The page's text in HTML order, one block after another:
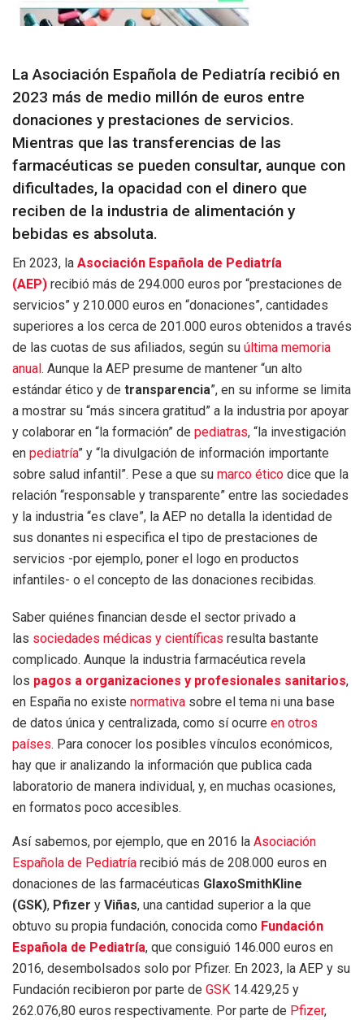
La Asociación Española de Pediatría recibió en
2023 más de medio millón de euros entre
donaciones y prestaciones de servicios.
Mientras que las transferencias de las
farmacéuticas se pueden consultar, aunque con
dificultades, la opacidad con el dinero que
reciben de la industria de alimentación y
bebidas es absoluta.
En 2023, la Asociación Española de Pediatría
(AEP) recibió más de 294.000 euros por “prestaciones de
servicios” y 210.000 euros en “donaciones”, cantidades
superiores a los cerca de 201.000 euros obtenidos a través
de las cuotas de sus afiliados, según su última memoria
anual . Aunque la AEP presume de mantener “un alto
estándar ético y de transparencia”, en su informe se limita
a mostrar su “más sincera gratitud” a la industria por apoyar
y colaborar en “la formación” de pediatras, “la investigación
en pediatría” y “la divulgación de información importante
sobre salud infantil”. Pese a que su marco ético dice que la
relación “responsable y transparente” entre las sociedades
y la industria “es clave”, la AEP no detalla la identidad de
sus donantes ni especifica el tipo de prestaciones de
servicios -por ejemplo, poner el logo en productos
infantiles- o el concepto de las donaciones recibidas.
Saber quiénes financian desde el sector privado a
las sociedades médicas y científicas resulta bastante
complicado. Aunque la industria farmacéutica revela
los pagos a organizaciones y profesionales sanitarios,
en España no existe normativa sobre el tema ni una base
de datos única y centralizada, como sí ocurre en otros
países. Para conocer los posibles vínculos económicos,
hay que ir analizando la información que publica cada
laboratorio de manera individual, y, en muchas ocasiones,
en formatos poco accesibles.
Así sabemos, por ejemplo, que en 2016 la Asociación
Española de Pediatría recibió más de 208.000 euros en
donaciones de las farmacéuticas GlaxoSmithKline
(GSK), Pfizer y Viñas, una cantidad superior a la que
obtuvo su propia fundación, conocida como Fundación
Española de Pediatría, que consiguió 146.000 euros en
2016, desembolsados solo por Pfizer. En 2023, la AEP y su
Fundación recibieron por parte de GSK 14.429,25 y
262.076,80 euros respectivamente. Por parte de Pfizer,